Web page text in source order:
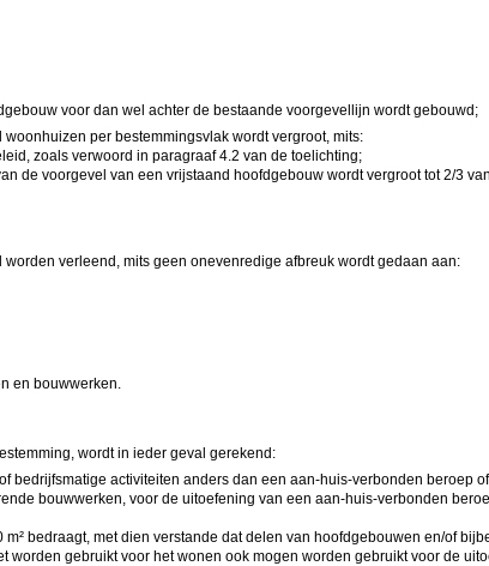
voor dan wel achter de bestaande voorgevellijn wordt gebouwd;
per bestemmingsvlak wordt vergroot, mits:
zoals verwoord in paragraaf 4.2 van de toelichting;
de voorgevel van een vrijstaand hoofdgebouw wordt vergroot tot 2/3
verleend, mits geen onevenredige afbreuk wordt gedaan aan:
en bouwwerken.
wordt in ieder geval gerekend:
bedrijfsmatige activiteiten anders dan een aan-huis-verbonden beroep
bouwwerken, voor de uitoefening van een aan-huis-verbonden
bedraagt, met dien verstande dat delen van hoofdgebouwen en/of
worden gebruikt voor het wonen ook mogen worden gebruikt voor de